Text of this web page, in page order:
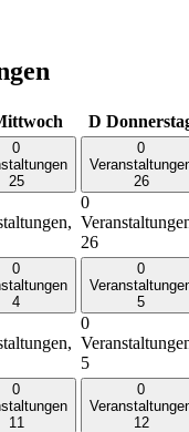
D
0
25
0
26
0
26
0
4
0
5
0
5
0
11
0
12